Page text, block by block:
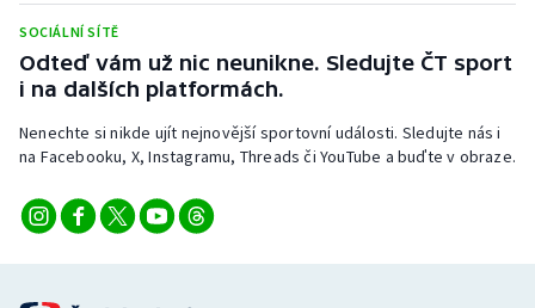
SOCIÁLNÍ SÍTĚ
Odteď vám už nic neunikne. Sledujte ČT sport
i na dalších platformách.
Nenechte si nikde ujít nejnovější sportovní události. Sledujte nás i
na Facebooku, X, Instagramu, Threads či YouTube a buďte v obraze.